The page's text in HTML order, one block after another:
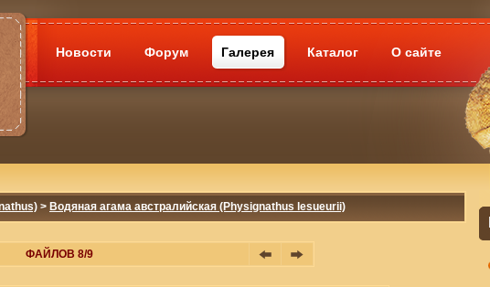
Новости Форум Галерея Каталог О сайте
> Водяная агама австралийская (Physignathus lesueurii)
ФАЙЛОВ 8/9